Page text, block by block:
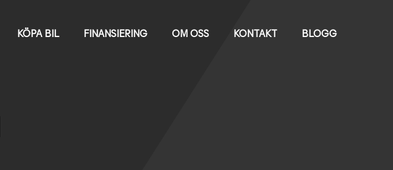
KÖPA BIL FINANSIERING OM OSS KONTAKT BLOGG